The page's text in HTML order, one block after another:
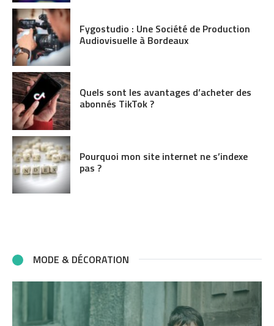
Fygostudio : Une Société de Production
Audiovisuelle à Bordeaux
Quels sont les avantages d’acheter des
abonnés TikTok ?
Pourquoi mon site internet ne s’indexe
pas ?
MODE & DÉCORATION